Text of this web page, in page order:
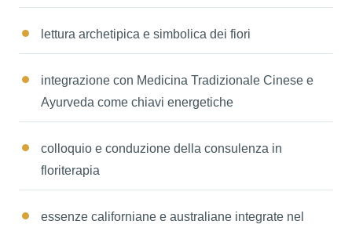
lettura archetipica e simbolica dei fiori
integrazione con Medicina Tradizionale Cinese e
Ayurveda come chiavi energetiche
colloquio e conduzione della consulenza in
floriterapia
essenze californiane e australiane integrate nel